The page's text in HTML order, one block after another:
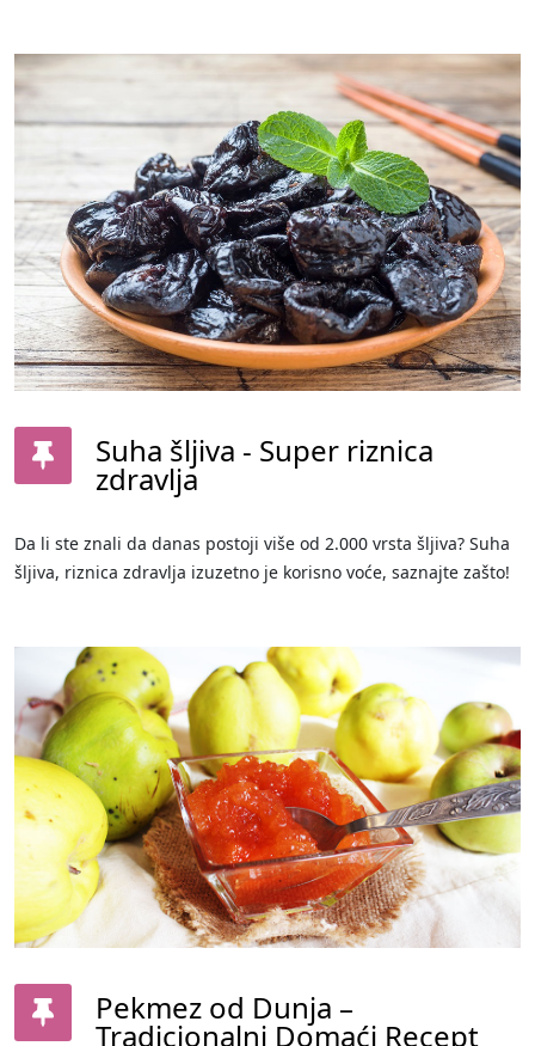
Suha šljiva - Super riznica
zdravlja
Da li ste znali da danas postoji više od 2.000 vrsta šljiva? Suha
šljiva, riznica zdravlja izuzetno je korisno voće, saznajte zašto!
Pekmez od Dunja –
Tradicionalni Domaći Recept